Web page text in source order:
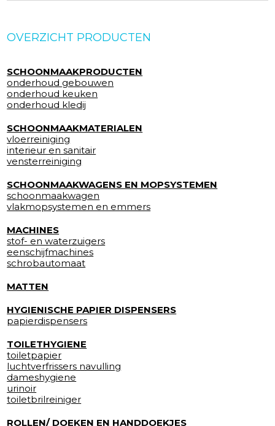
OVERZICHT PRODUCTEN
SCHOONMAAKPRODUCTEN
onderhoud gebouwen
onderhoud keuken
onderhoud kledij
SCHOONMAAKMATERIALEN
vloerreiniging
interieur en sanitair
vensterreiniging
SCHOONMAAKWAGENS EN MOPSYSTEMEN
schoonmaakwagen
vlakmopsystemen en emmers
MACHINES
stof- en waterzuigers
eenschijfmachines
schrobautomaat
MATTEN
HYGIENISCHE PAPIER DISPENSERS
papierdispensers
TOILETHYGIENE
toiletpapier
luchtverfrissers navulling
dameshygiene
urinoir
toiletbrilreiniger
ROLLEN/ DOEKEN EN HANDDOEKJES